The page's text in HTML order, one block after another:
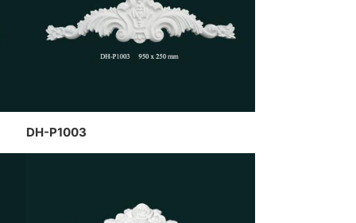
DH-P1003
NỘI
trần nghệ thuật của CT Dịch
Hồng Hawa thiết kế và thi công